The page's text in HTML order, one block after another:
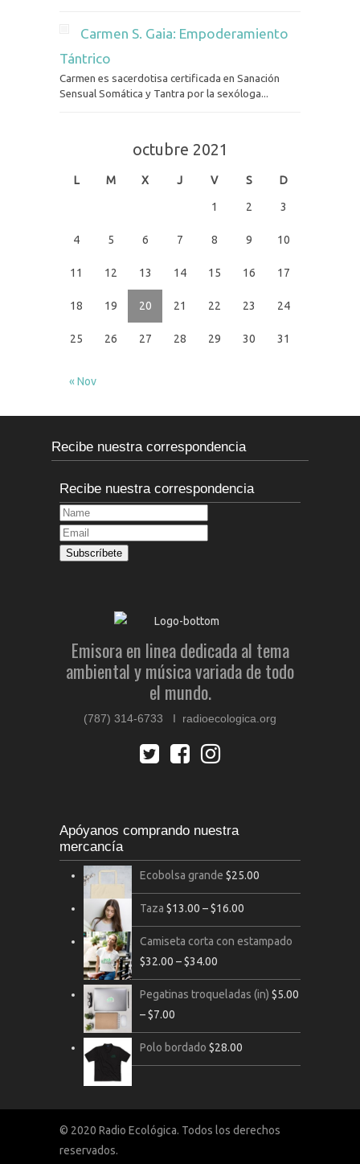
Carmen S. Gaia: Empoderamiento
Tántrico
Carmen es sacerdotisa certificada en Sanación
Sensual Somática y Tantra por la sexóloga...
octubre 2021
L M X J V S D
1 2 3
4 5 6 7 8 9 10
11 12 13 14 15 16 17
18 19 20 21 22 23 24
25 26 27 28 29 30 31
« Nov
Recibe nuestra correspondencia
Recibe nuestra correspondencia
Emisora en linea dedicada al tema
ambiental y música variada de todo
el mundo.
(787) 314-6733 I radioecologica.org
Apóyanos comprando nuestra
mercancía
Ecobolsa grande $25.00
Taza $13.00 –$16.00
Camiseta corta con estampado
$32.00 –$34.00
Pegatinas troqueladas (in) $5.00
–$7.00
Polo bordado $28.00
© 2020 Radio Ecológica. Todos los derechos
reservados.